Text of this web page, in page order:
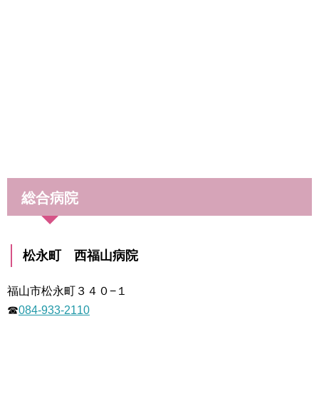
総合病院
松永町 西福山病院
福山市松永町３４０−１
☎084-933-2110